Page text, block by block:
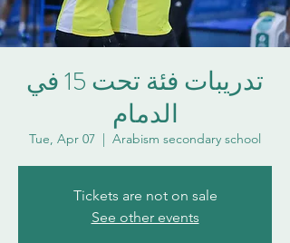
تدريبات فئة تحت 15 في
الدمام
Tue, Apr 07
  |
Arabism secondary school
Tickets are not on sale
See other events